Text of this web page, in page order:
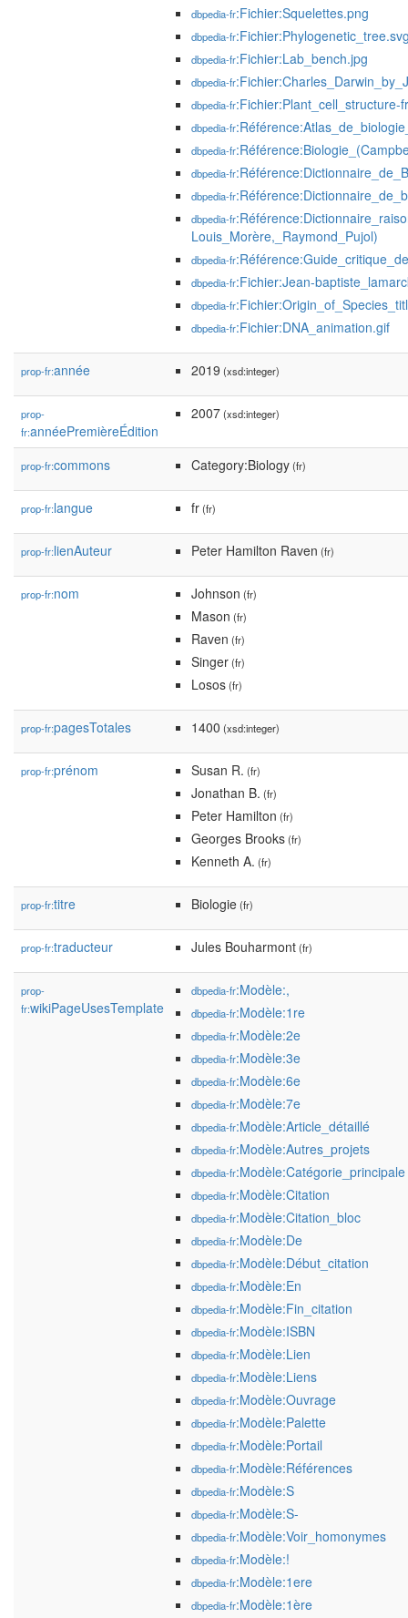
dbpedia-fr:Fichier:Squelettes.png
dbpedia-fr
dbpedia-fr:Fichier:Lab_bench.jpg
dbpedia-fr
dbpedia-fr:Fichier:Plant_cell_structure-
dbpedia-fr
dbpedia-fr
dbpedia-fr
dbpedia-fr
dbpedia-fr
Louis_Morère,_Raymond_Pujol)
dbpedia-fr
dbpedia-fr:Fichier:Jean-
dbpedia-fr
dbpedia-fr:Fichier:DNA_animation.gif
prop-fr:année 2019 (xsd:integer)
prop-
fr:annéePremièreÉdition
2007(xsd:integer)
prop-fr:commons Category:Biology(fr)
prop-fr:langue fr(fr)
prop-fr:lienAuteur Peter Hamilton Raven (fr)
prop-fr:nom Johnson (fr)
Mason (fr)
Raven (fr)
Singer(fr)
Losos(fr)
prop-fr:pagesTotales 1400 (xsd:integer)
prop-fr:prénom Susan R. (fr)
Jonathan B. (fr)
Peter Hamilton (fr)
Georges Brooks(fr)
Kenneth A. (fr)
prop-fr:titre Biologie(fr)
prop-fr:traducteur Jules Bouharmont(fr)
prop-
fr:wikiPageUsesTemplate
dbpedia-fr:Modèle:,
dbpedia-fr:Modèle:1re
dbpedia-fr:Modèle:2e
dbpedia-fr:Modèle:3e
dbpedia-fr:Modèle:6e
dbpedia-fr:Modèle:7e
dbpedia-fr:Modèle:Article_détaillé
dbpedia-fr:Modèle:Autres_projets
dbpedia-fr:Modèle:Catégorie_principale
dbpedia-fr:Modèle:Citation
dbpedia-fr:Modèle:Citation_bloc
dbpedia-fr:Modèle:De
dbpedia-fr:Modèle:Début_citation
dbpedia-fr:Modèle:En
dbpedia-fr:Modèle:Fin_citation
dbpedia-fr:Modèle:ISBN
dbpedia-fr:Modèle:Lien
dbpedia-fr:Modèle:Liens
dbpedia-fr:Modèle:Ouvrage
dbpedia-fr:Modèle:Palette
dbpedia-fr:Modèle:Portail
dbpedia-fr:Modèle:Références
dbpedia-fr:Modèle:S
dbpedia-fr:Modèle:S-
dbpedia-fr:Modèle:Voir_homonymes
dbpedia-fr:Modèle:!
dbpedia-fr:Modèle:1ere
dbpedia-fr:Modèle:1ère